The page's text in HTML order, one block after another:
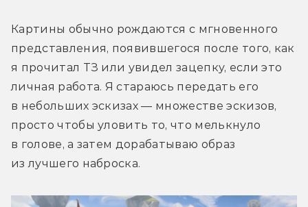
Картины обычно рождаются с мгновенного
представления, появившегося после того, как
я прочитал ТЗ или увидел зацепку, если это
личная работа. Я стараюсь передать его
в небольших эскизах — множестве эскизов,
просто чтобы уловить то, что мелькнуло
в голове, а затем дорабатываю образ
из лучшего наброска.